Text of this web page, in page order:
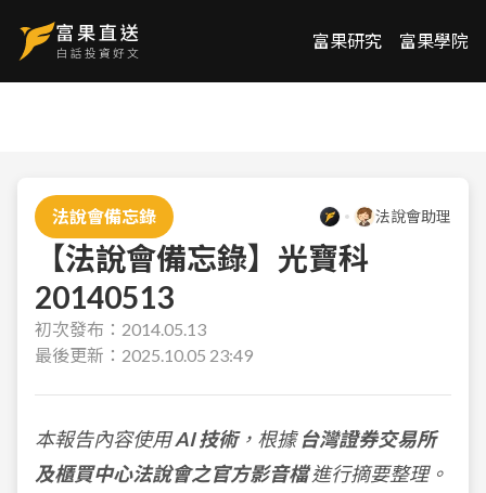
富果研究 富果學院
法說會備忘錄 法說會助理
【法說會備忘錄】光寶科
20140513
初次發布： 2014.05.13
最後更新： 2025.10.05 23:49
本報告內容使用AI 技術，根據台灣證券交易所
及櫃買中心法說會之官方影音檔進行摘要整理。